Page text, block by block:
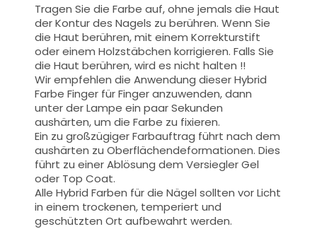
Tragen Sie die Farbe auf, ohne jemals die Haut
der Kontur des Nagels zu berühren. Wenn Sie
die Haut berühren, mit einem Korrekturstift
oder einem Holzstäbchen korrigieren. Falls Sie
die Haut berühren, wird es nicht halten !!
Wir empfehlen die Anwendung dieser Hybrid
Farbe Finger für Finger anzuwenden, dann
unter der Lampe ein paar Sekunden
aushärten, um die Farbe zu fixieren.
Ein zu großzügiger Farbauftrag führt nach dem
aushärten zu Oberflächendeformationen. Dies
führt zu einer Ablösung dem Versiegler Gel
oder Top Coat.
Alle Hybrid Farben für die Nägel sollten vor Licht
in einem trockenen, temperiert und
geschützten Ort aufbewahrt werden.